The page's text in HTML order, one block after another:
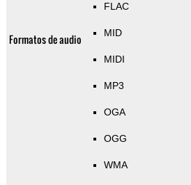
Formatos de audio
FLAC
MID
MIDI
MP3
OGA
OGG
WMA